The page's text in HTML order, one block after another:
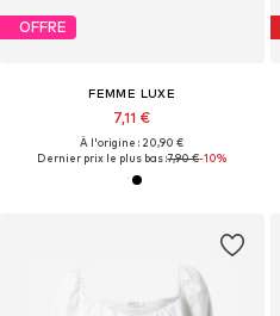
OFFRE
FEMME LUXE
7,11 €
À l'origine : 20,90 €
Dernier prix le plus bas :7,90 €-10%